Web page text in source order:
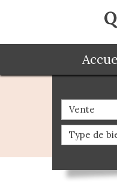
Vente
Type de